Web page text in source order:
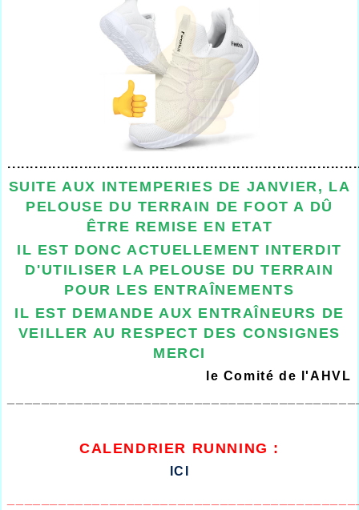
SUITE AUX INTEMPERIES DE JANVIER, LA
PELOUSE DU TERRAIN DE FOOT A DÛ
ÊTRE REMISE EN ETAT
IL EST DONC ACTUELLEMENT INTERDIT
D'UTILISER LA PELOUSE DU TERRAIN
POUR LES ENTRAÎNEMENTS
IL EST DEMANDE AUX ENTRAÎNEURS DE
VEILLER AU RESPECT DES CONSIGNES
MERCI
le Comité de l'AHVL
CALENDRIER RUNNING :
ICI